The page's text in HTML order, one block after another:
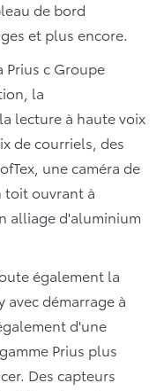
de bord
et plus encore.
c Groupe
la
lecture à haute voix
de courriels, des
une caméra de
toit ouvrant à
alliage d'aluminium
également la
avec démarrage à
d'une
Prius plus
Des capteurs